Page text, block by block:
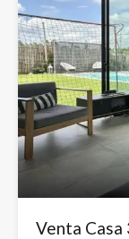
Venta